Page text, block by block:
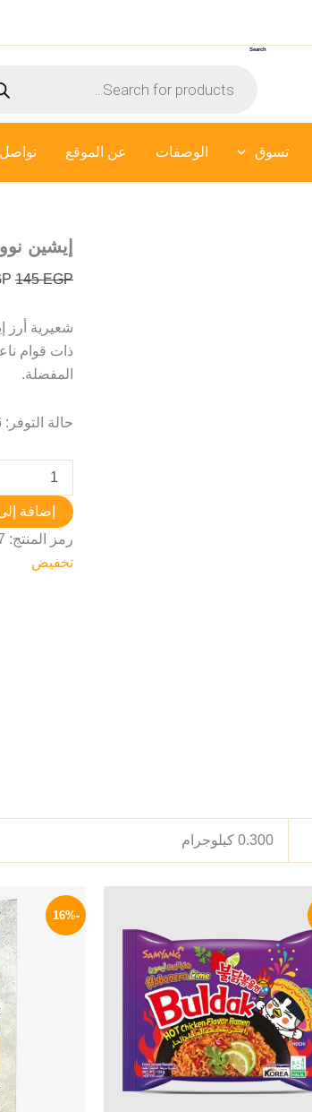
Search
search
تسوق الوصفات عن الموقع
إيشين
145EGP
ذات قوام
المفضلة.
حالة التوفر:
نوودلز
إضافة
رمز المنتج:
تخفيض
0.300 كيلوجرام
140 EGP.
125 EGP.
-16%